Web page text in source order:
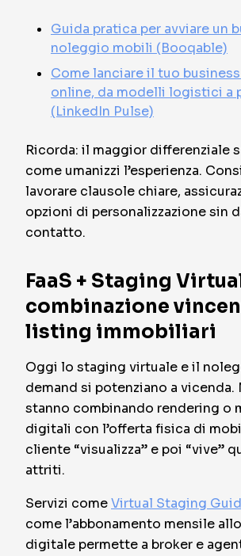
Guida pratica per avviare un
noleggio mobili (Booqable)
Come lanciare il tuo
online, da modelli logistici a
(LinkedIn Pulse)
Ricorda: il maggior differenziale
come umanizzi l’esperienza.
lavorare clausole chiare,
opzioni di personalizzazione sin
contatto.
FaaS + Staging
combinazione
listing immobiliari
Oggi lo staging virtuale e il
demand si potenziano a vicenda.
stanno combinando rendering o
digitali con l’offerta fisica di
cliente “visualizza” e poi “vive”
attriti.
Servizi comeVirtual Staging
come l’abbonamento mensile
digitale permette a broker e